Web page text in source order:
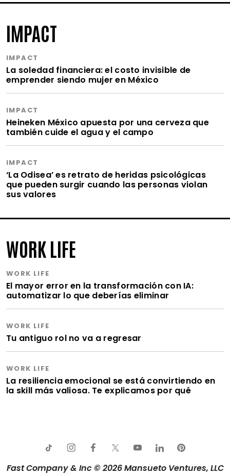
IMPACT
IMPACT
La soledad financiera: el costo invisible de
emprender siendo mujer en México
IMPACT
Heineken México apuesta por una cerveza que
también cuide el agua y el campo
IMPACT
‘La Odisea’ es retrato de heridas psicológicas
que pueden surgir cuando las personas violan
sus valores
WORK LIFE
WORK LIFE
El mayor error en la transformación con IA:
automatizar lo que deberías eliminar
WORK LIFE
Tu antiguo rol no va a regresar
WORK LIFE
La resiliencia emocional se está convirtiendo en
la skill más valiosa. Te explicamos por qué
Fast Company & Inc © 2026 Mansueto Ventures, LLC